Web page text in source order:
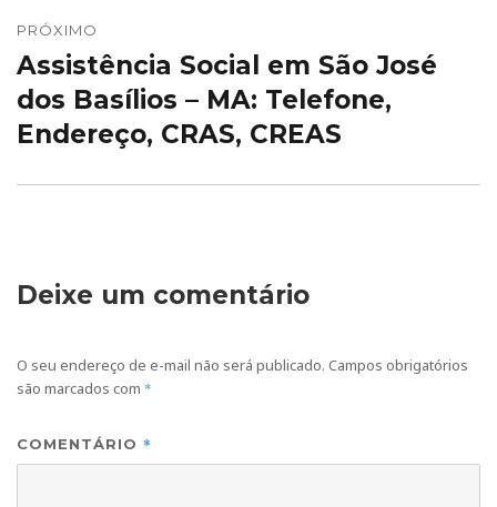
PRÓXIMO
Próximo
post:
Assistência Social em São José
dos Basílios – MA: Telefone,
Endereço, CRAS, CREAS
Deixe um comentário
O seu endereço de e-mail não será publicado. Campos obrigatórios
são marcados com *
COMENTÁRIO *